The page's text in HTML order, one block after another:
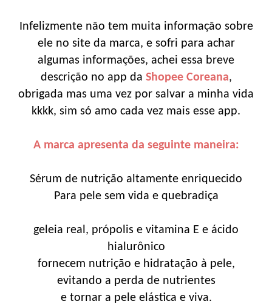
Infelizmente não tem muita informação sobre
ele no site da marca, e sofri para achar
algumas informações, achei essa breve
descrição no app da Shopee Coreana,
obrigada mas uma vez por salvar a minha vida
kkkk, sim só amo cada vez mais esse app.
A marca apresenta da seguinte maneira:
Sérum de nutrição altamente enriquecido
Para pele sem vida e quebradiça
geleia real, própolis e vitamina E e ácido
hialurônico
fornecem nutrição e hidratação à pele,
evitando a perda de nutrientes
e tornar a pele elástica e viva.